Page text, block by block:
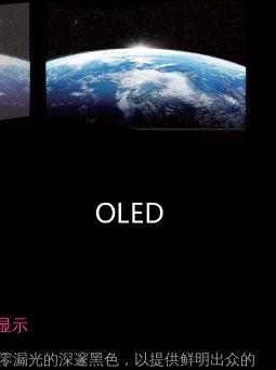
示
漏光的深邃黑色，以提供鲜明出众的